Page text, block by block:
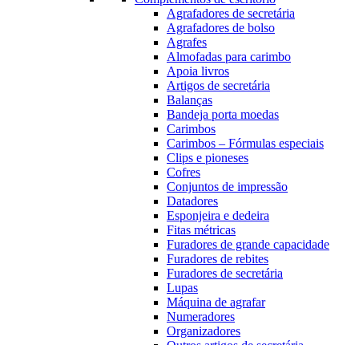
Agrafadores de secretária
Agrafadores de bolso
Agrafes
Almofadas para carimbo
Apoia livros
Artigos de secretária
Balanças
Bandeja porta moedas
Carimbos
Carimbos – Fórmulas especiais
Clips e pioneses
Cofres
Conjuntos de impressão
Datadores
Esponjeira e dedeira
Fitas métricas
Furadores de grande capacidade
Furadores de rebites
Furadores de secretária
Lupas
Máquina de agrafar
Numeradores
Organizadores